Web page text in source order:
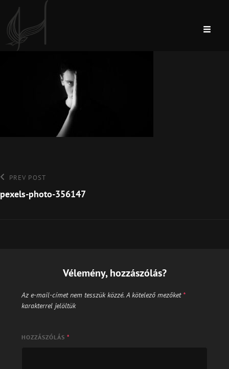
Bejegyzés
navigáció
Previous
Post
PREV POST
pexels-photo-356147
Vélemény, hozzászólás?
Az e-mail-címet nem tesszük közzé. A kötelező mezőket *
karakterrel jelöltük
HOZZÁSZÓLÁS *